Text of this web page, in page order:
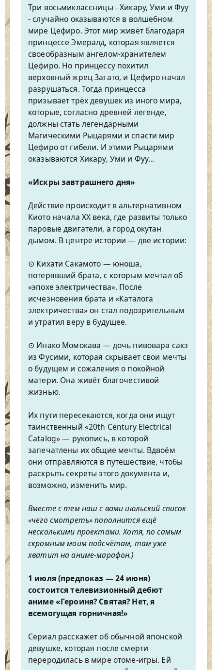
Три восьмиклассницы - Хикару, Уми и Фуу
- случайно оказываются в волшебном
мире Цефиро. Этот мир живёт благодаря
принцессе Эмералд, которая является
своеобразным ангелом-хранителем
Цефиро. Но принцессу похитил
верховный жрец Загато, и Цефиро начал
разрушаться. Тогда принцесса
призывает трёх девушек из иного мира,
которые, согласно древней легенде,
должны стать легендарными
Магическими Рыцарями и спасти мир
Цефиро от гибели. И этими Рыцарями
оказываются Хикару, Уми и Фуу...
«Искры завтрашнего дня»
Действие происходит в альтернативном
Киото начала XX века, где развиты только
паровые двигатели, а город окутан
дымом. В центре истории — две истории:
⊙ Кихати Сакамото — юноша,
потерявший брата, с которым мечтал об
«эпохе электричества». После
исчезновения брата и «Каталога
электричества» он стал подозрительным
и утратил веру в будущее.
⊙ Инако Момокава — дочь пивовара сакэ
из Фусими, которая скрывает свои мечты
о будущем и сожаления о покойной
матери. Она живёт благочестивой
жизнью.
Их пути пересекаются, когда они ищут
таинственный «20th Century Electrical
Catalog» — рукопись, в которой
запечатлены их общие мечты. Вдвоём
они отправляются в путешествие, чтобы
раскрыть секреты этого документа и,
возможно, изменить мир.
Вместе с тем наш с вами июльский список
«чего смотреть» пополнится ещё
несколькими проектами. Хотя, по самым
скромным моим подсчётам, там уже
хватит на аниме-марафон.)
1 июля (предпоказ — 24 июня)
состоится телевизионный дебют
аниме «Героиня? Святая? Нет, я
всемогущая горничная!»
Сериал расскажет об обычной японской
девушке, которая после смерти
переродилась в мире отоме-игры. Ей